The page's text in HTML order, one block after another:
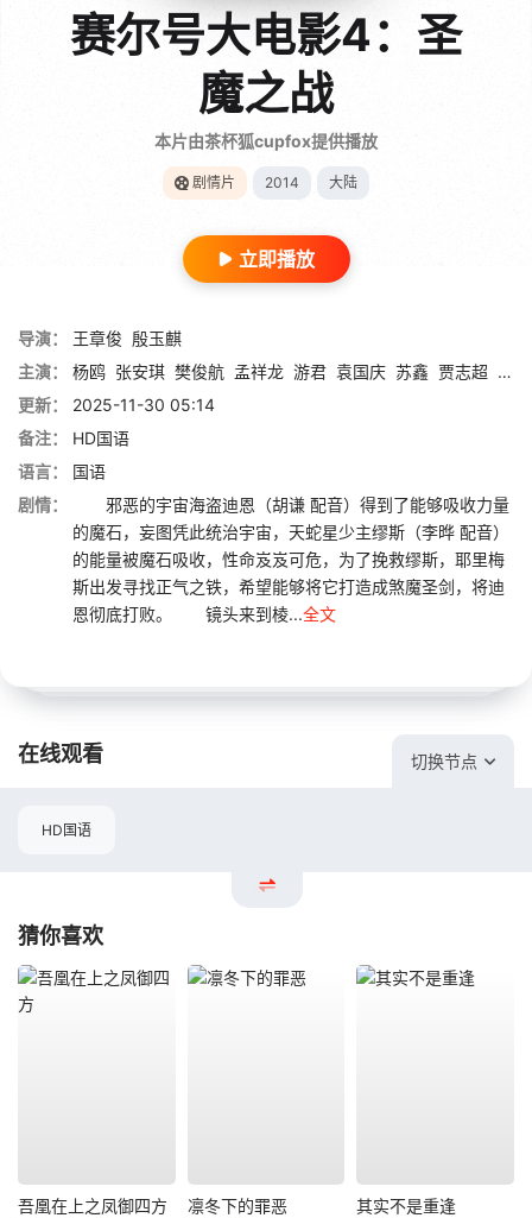
赛尔号大电影4：圣
魔之战
本片由茶杯狐cupfox提供播放
剧情片 2014 大陆
立即播放
导演： 王章俊 殷玉麒
主演：
杨鸥 张安琪 樊俊航 孟祥龙 游君 袁国庆 苏鑫 贾志超 夏磊
更新：
2025-11-30 05:14
备注：
HD国语
语言：
国语
剧情：
邪恶的宇宙海盗迪恩（胡谦 配音）得到了能够吸收力量
的魔石，妄图凭此统治宇宙，天蛇星少主缪斯（李晔 配音）
的能量被魔石吸收，性命岌岌可危，为了挽救缪斯，耶里梅
斯出发寻找正气之铁，希望能够将它打造成煞魔圣剑，将迪
恩彻底打败。 镜头来到棱...全文
在线观看 切换节点
HD国语
猜你喜欢
吾凰在上之凤御四方 凛冬下的罪恶 其实不是重逢